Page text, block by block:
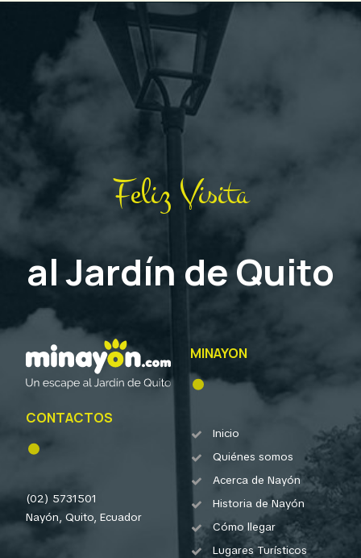
Feliz Visita
al Jardín de Quito
CONTACTOS
(02) 5731501
Nayón, Quito, Ecuador
MINAYON
Inicio
Quiénes somos
Acerca de Nayón
Historia de Nayón
Cómo llegar
Lugares Turísticos